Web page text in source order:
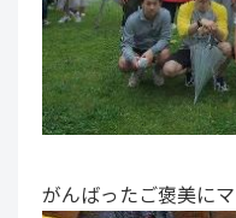
がんばったご褒美に